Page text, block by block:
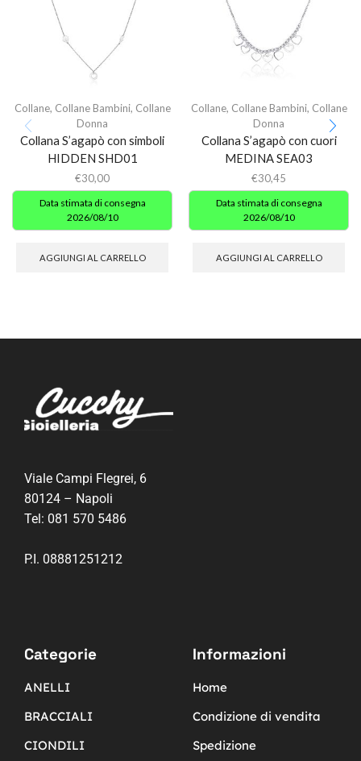
Collane, Collane Bambini, Collane
Donna
Collana S’agapò con simboli
HIDDEN SHD01
€30,00
Data stimata di consegna
2026/08/10
AGGIUNGI AL CARRELLO
Collane, Collane Bambini, Collane
Donna
Collana S’agapò con cuori
MEDINA SEA03
€30,45
Data stimata di consegna
2026/08/10
AGGIUNGI AL CARRELLO
Viale Campi Flegrei, 6
80124 – Napoli
Tel: 081 570 5486
P.I. 08881251212
Categorie
ANELLI
BRACCIALI
CIONDILI
Informazioni
Home
Condizione di vendita
Spedizione